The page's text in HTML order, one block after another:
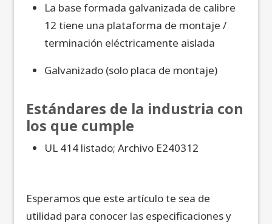
La base formada galvanizada de calibre
12 tiene una plataforma de montaje /
terminación eléctricamente aislada
Galvanizado (solo placa de montaje)
Estándares de la industria con
los que cumple
UL 414 listado; Archivo E240312
Esperamos que este artículo te sea de
utilidad para conocer las especificaciones y